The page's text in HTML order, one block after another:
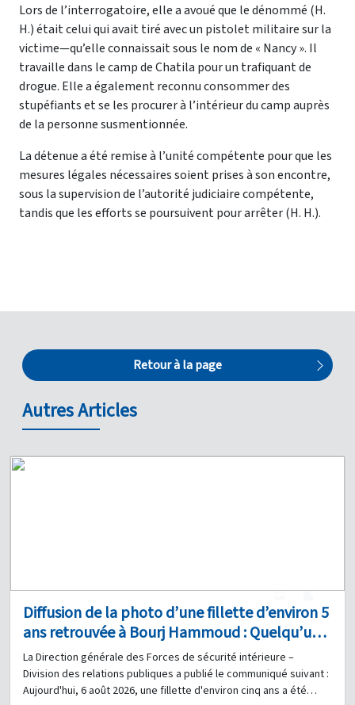
Lors de l’interrogatoire, elle a avoué que le dénommé (H.
H.) était celui qui avait tiré avec un pistolet militaire sur la
victime—qu’elle connaissait sous le nom de « Nancy ». Il
travaille dans le camp de Chatila pour un trafiquant de
drogue. Elle a également reconnu consommer des
stupéfiants et se les procurer à l’intérieur du camp auprès
de la personne susmentionnée.
La détenue a été remise à l’unité compétente pour que les
mesures légales nécessaires soient prises à son encontre,
sous la supervision de l’autorité judiciaire compétente,
tandis que les efforts se poursuivent pour arrêter (H. H.).
Autres Articles
Retour à la page
Diffusion de la photo d’une fillette d’environ 5
ans retrouvée à Bourj Hammoud : Quelqu’un
a-t-il des informations à son sujet ?
La Direction générale des Forces de sécurité intérieure –
Division des relations publiques a publié le communiqué suivant :
Aujourd'hui, 6 août 2026, une fillette d'environ cinq ans a été